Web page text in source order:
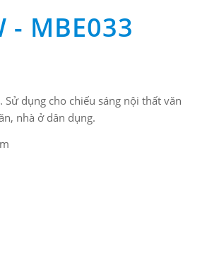
- MBE033
dụng cho chiếu sáng nội thất văn
nhà ở dân dụng.